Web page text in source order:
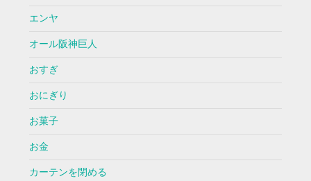
エンヤ
オール阪神巨人
おすぎ
おにぎり
お菓子
お金
カーテンを閉める